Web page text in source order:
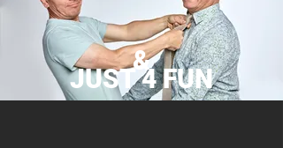
&
JUST 4 FUN